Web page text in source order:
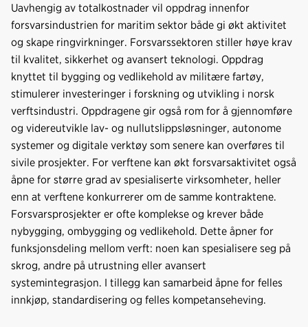
Uavhengig av totalkostnader vil oppdrag innenfor
forsvarsindustrien for maritim sektor både gi økt aktivitet
og skape ringvirkninger. Forsvarssektoren stiller høye krav
til kvalitet, sikkerhet og avansert teknologi. Oppdrag
knyttet til bygging og vedlikehold av militære fartøy,
stimulerer investeringer i forskning og utvikling i norsk
verftsindustri. Oppdragene gir også rom for å gjennomføre
og videreutvikle lav- og nullutslippsløsninger, autonome
systemer og digitale verktøy som senere kan overføres til
sivile prosjekter. For verftene kan økt forsvarsaktivitet også
åpne for større grad av spesialiserte virksomheter, heller
enn at verftene konkurrerer om de samme kontraktene.
Forsvarsprosjekter er ofte komplekse og krever både
nybygging, ombygging og vedlikehold. Dette åpner for
funksjonsdeling mellom verft: noen kan spesialisere seg på
skrog, andre på utrustning eller avansert
systemintegrasjon. I tillegg kan samarbeid åpne for felles
innkjøp, standardisering og felles kompetanseheving.